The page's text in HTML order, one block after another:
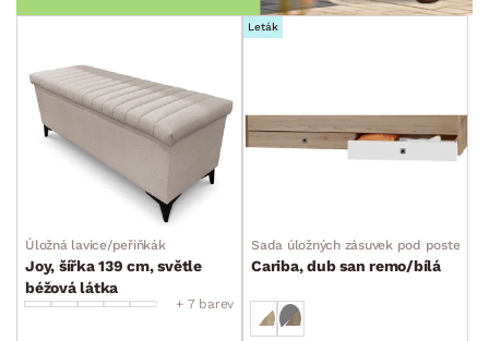
Úložná lavice/peřiňkák
Joy, šířka 139 cm, světle
béžová látka
+ 7 barev
Leták
Sada úložných zásuvek pod postel
Cariba, dub san remo/bílá